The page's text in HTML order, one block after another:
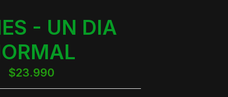
- UN DIA
$23.990